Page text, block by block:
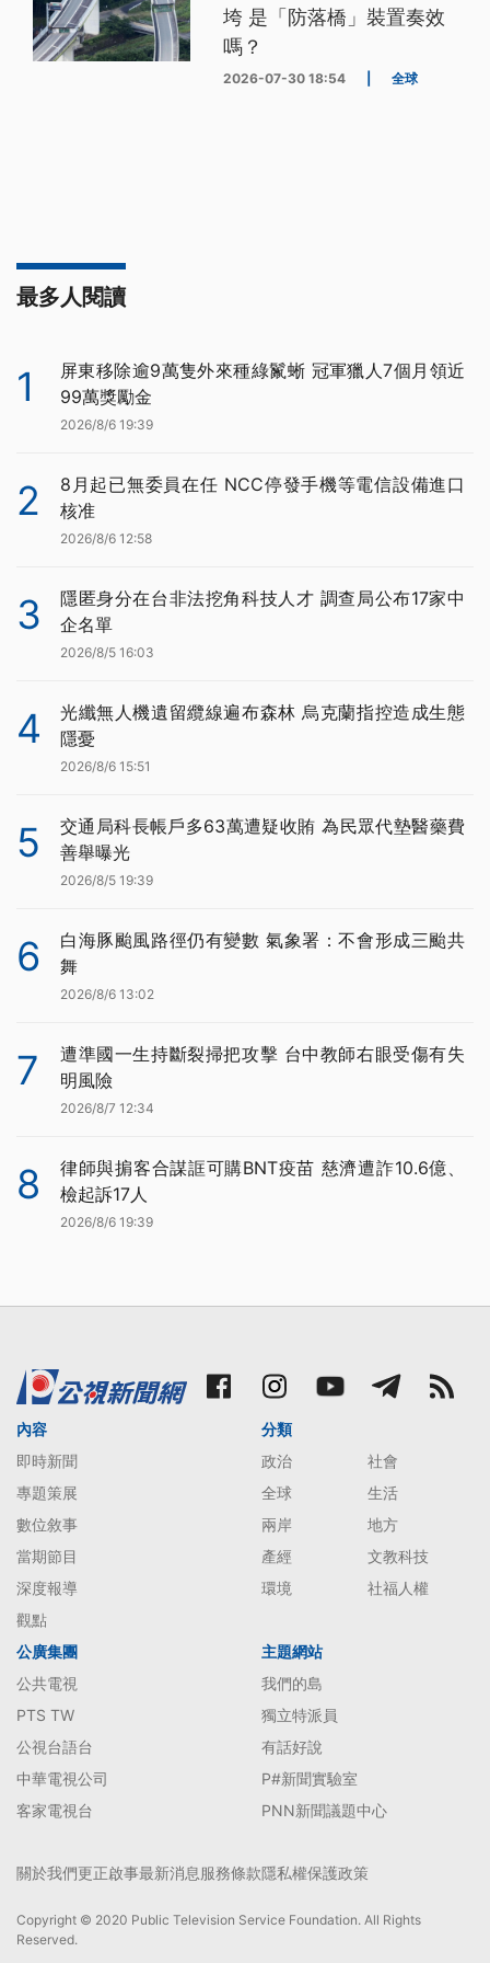
垮 是「防落橋」裝置奏效
嗎？
2026-07-30 18:54 全球
最多人閱讀
1
屏東移除逾9萬隻外來種綠鬣蜥 冠軍獵人7個月領近
99萬獎勵金
2026/8/6 19:39
2
8月起已無委員在任 NCC停發手機等電信設備進口
核准
2026/8/6 12:58
3
隱匿身分在台非法挖角科技人才 調查局公布17家中
企名單
2026/8/5 16:03
4
光纖無人機遺留纜線遍布森林 烏克蘭指控造成生態
隱憂
2026/8/6 15:51
5
交通局科長帳戶多63萬遭疑收賄 為民眾代墊醫藥費
善舉曝光
2026/8/5 19:39
6
白海豚颱風路徑仍有變數 氣象署：不會形成三颱共
舞
2026/8/6 13:02
7
遭準國一生持斷裂掃把攻擊 台中教師右眼受傷有失
明風險
2026/8/7 12:34
8
律師與掮客合謀誆可購BNT疫苗 慈濟遭詐10.6億、
檢起訴17人
2026/8/6 19:39
內容
即時新聞
專題策展
數位敘事
當期節目
深度報導
觀點
分類
政治
社會
全球
生活
兩岸
地方
產經
文教科技
環境
社福人權
公廣集團
公共電視
PTS TW
公視台語台
中華電視公司
客家電視台
主題網站
我們的島
獨立特派員
有話好說
P#新聞實驗室
PNN新聞議題中心
關於我們更正啟事最新消息服務條款隱私權保護政策
Copyright © 2020 Public Television Service Foundation. All Rights
Reserved.